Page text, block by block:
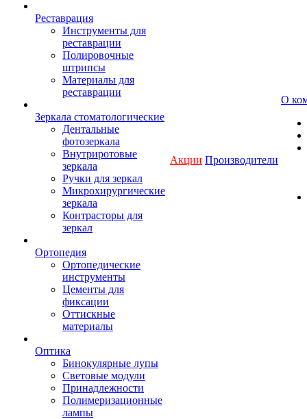
Реставрация
Инструменты для
реставрации
Полировочные
штрипсы
Материалы для
реставрации
Зеркала стоматологические
Дентальные
фотозеркала
Внутриротовые
зеркала
Ручки для зеркал
Микрохирургические
зеркала
Контрасторы для
зеркал
Ортопедия
Ортопедические
инструменты
Цементы для
фиксации
Оттискные
материалы
Оптика
Бинокулярные лупы
Световые модули
Принадлежности
Полимеризационные
лампы
Акции Производители
О